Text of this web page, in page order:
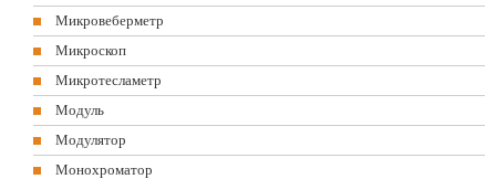
Микровеберметр
Микроскоп
Микротесламетр
Модуль
Модулятор
Монохроматор